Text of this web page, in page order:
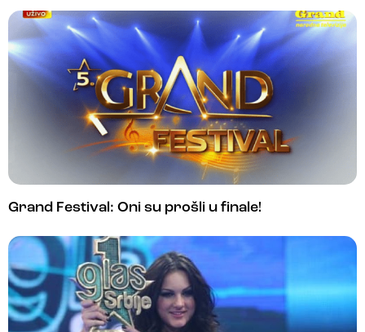
Grand Festival: Oni su prošli u finale!